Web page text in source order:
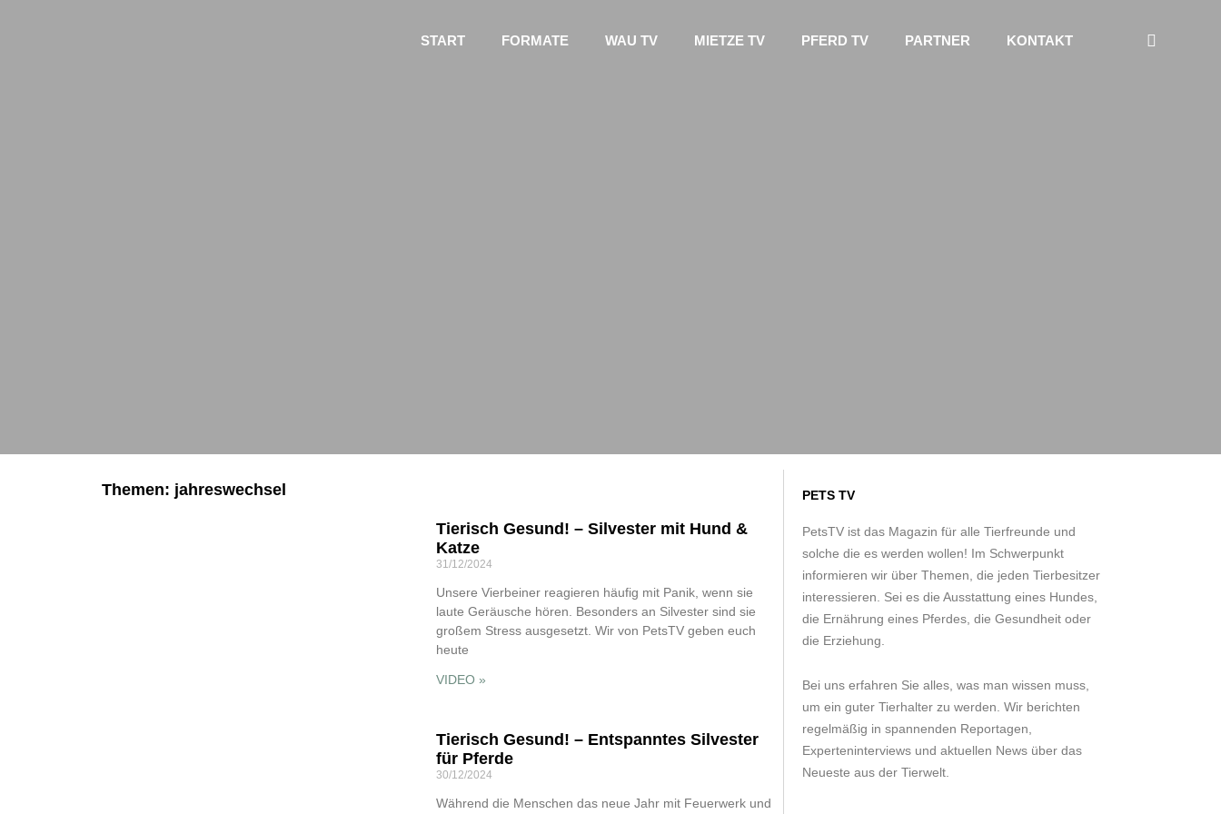
START FORMATE WAU TV MIETZE TV PFERD TV PARTNER KONTAKT
Themen: jahreswechsel
Tierisch Gesund! – Silvester mit Hund &
Katze
31/12/2024
Unsere Vierbeiner reagieren häufig mit Panik, wenn sie
laute Geräusche hören. Besonders an Silvester sind sie
großem Stress ausgesetzt. Wir von PetsTV geben euch
heute
VIDEO »
Tierisch Gesund! – Entspanntes Silvester
für Pferde
30/12/2024
Während die Menschen das neue Jahr mit Feuerwerk und
PETS TV
PetsTV ist das Magazin für alle Tierfreunde und
solche die es werden wollen! Im Schwerpunkt
informieren wir über Themen, die jeden Tierbesitzer
interessieren. Sei es die Ausstattung eines Hundes,
die Ernährung eines Pferdes, die Gesundheit oder
die Erziehung.
Bei uns erfahren Sie alles, was man wissen muss,
um ein guter Tierhalter zu werden. Wir berichten
regelmäßig in spannenden Reportagen,
Experteninterviews und aktuellen News über das
Neueste aus der Tierwelt.